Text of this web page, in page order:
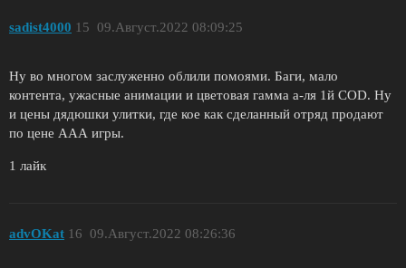
sadist4000 09.Август.2022 08:09:25
15
Ну во многом заслуженно облили помоями. Баги, мало
контента, ужасные анимации и цветовая гамма а-ля 1й COD. Ну
и цены дядюшки улитки, где кое как сделанный отряд продают
по цене ААА игры.
1 лайк
advOKat 09.Август.2022 08:26:36
16